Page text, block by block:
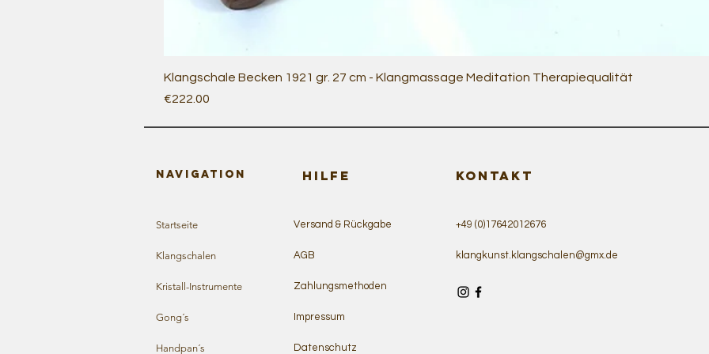
Quick View
Klangschale Becken 1921 gr. 27 cm - Klangmassage Meditation Therapiequalität
Price
€222.00
Navigation HILFE
Startseite
Klangschalen
Kristall-Instrumente
Gong´s
Handpan´s
Versand & Rückgabe
AGB
Zahlungsmethoden
Impressum
Datenschutz
KONTAKT
+49 (0)17642012676
klangkunst.klangschalen@gmx.de